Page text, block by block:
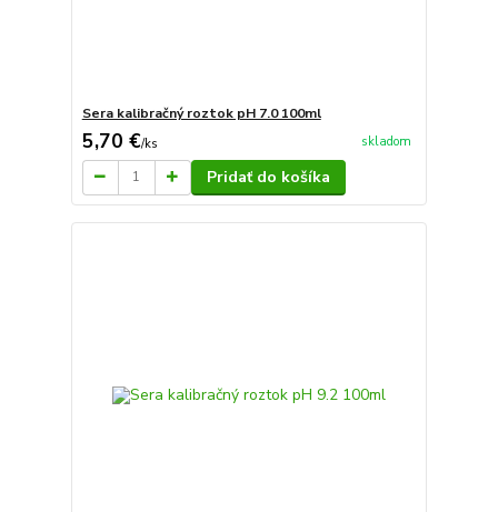
Sera kalibračný roztok pH 7.0 100ml
5,70 €/ks skladom
Pridať do košíka